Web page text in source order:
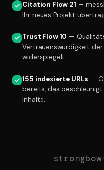
Citation Flow 21 —
Ihr neues Projekt
Trust Flow 10 —
Vertrauenswürdigkeit
widerspiegelt.
155 indexierte URLs —
bereits, das
Inhalte.